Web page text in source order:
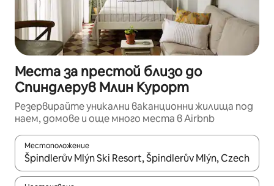
Места за престой близо до
Спиндлерув Млин Курорт
Резервирайте уникални ваканционни жилища под
наем, домове и още много места в Airbnb
Местоположение
Когато резултатите се покажат, използвайте